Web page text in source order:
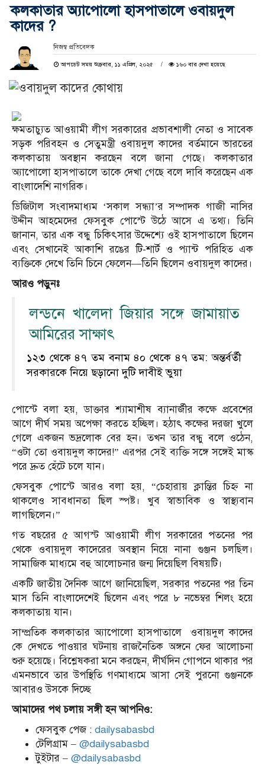
কলকাতার অ্যাপোলো হাসপাতালে ওবায়দুল
কাদের ?
নিজস্ব প্রতিবেদক
আপডেট সময় শুক্রবার, ১১ এপ্রিল, ২০২৫ ১৬০ বার দেখা হয়েছে
ক্ষমতাচ্যুত আওয়ামী লীগ সরকারের প্রভাবশালী নেতা ও সাবেক
সড়ক পরিবহন ও সেতুমন্ত্রী ওবায়দুল কাদের বর্তমানে ভারতের
কলকাতায় অবস্থান করছেন বলে জানা গেছে। কলকাতার
অ্যাপোলো হাসপাতালে তাকে দেখা গেছে বলে দাবি করেছেন এক
বাংলাদেশি নাগরিক।
ডিজিটাল সংবাদমাধ্যম ‘সকাল সন্ধ্যা’র সম্পাদক গাজী নাসির
উদ্দীন আহমেদের ফেসবুক পোস্টে উঠে আসে এ তথ্য। তিনি
জানান, তার এক বন্ধু চিকিৎসার উদ্দেশ্যে ওই হাসপাতালে ছিলেন
এবং সেখানেই আকাশি রঙের টি-শার্ট ও প্যান্ট পরিহিত এক
ব্যক্তিকে দেখে তিনি চিনে ফেলেন—তিনি ছিলেন ওবায়দুল কাদের।
আরও পড়ুনঃ
লন্ডনে খালেদা জিয়ার সঙ্গে জামায়াত
আমিরের সাক্ষাৎ
১২৩ থেকে ৪৭ তম বনাম ৪০ থেকে ৪৭ তম: অন্তর্বর্তী
সরকারকে নিয়ে ছড়ানো দুটি দাবীই ভুয়া
পোস্টে বলা হয়, ডাক্তার শ্যামাশীষ ব্যানার্জীর কক্ষে প্রবেশের
আগে দীর্ঘ সময় অপেক্ষা করতে হচ্ছিল। হঠাৎ কক্ষের দরজা খুলে
গেলে একজন ভদ্রলোক বের হন। তখন তার বন্ধু বলে ওঠেন,
“ওটা তো ওবায়দুল কাদের!” এরপর সেই ব্যক্তি সঙ্গে সঙ্গেই মাস্ক
পরে দ্রুত হেঁটে চলে যান।
ফেসবুক পোস্টে আরও বলা হয়, “চেহারায় ক্লান্তির চিহ্ন না
থাকলেও সাবধানতা ছিল স্পষ্ট। খুব স্বাভাবিক ও স্বাস্থ্যবান
লাগছিলেন।”
গত বছরের ৫ আগস্ট আওয়ামী লীগ সরকারের পতনের পর
থেকে ওবায়দুল কাদেরের অবস্থান নিয়ে নানা গুঞ্জন চলছিল।
সামাজিক মাধ্যমে বহু আলোচনার জন্ম দিয়েছিল বিষয়টি।
একটি জাতীয় দৈনিক আগে জানিয়েছিল, সরকার পতনের পর তিন
মাস তিনি বাংলাদেশেই ছিলেন এবং পরে ৮ নভেম্বর শিলং হয়ে
কলকাতায় যান।
সাম্প্রতিক কলকাতার অ্যাপোলো হাসপাতালে ওবায়দুল কাদের
কে দেখতে পাওয়ার ঘটনায় রাজনৈতিক অঙ্গনে ফের আলোচনা
শুরু হয়েছে। বিশ্লেষকরা মনে করছেন, দীর্ঘদিন গোপনে থাকার পর
এমনভাবে তার উপস্থিতি গণমাধ্যমে আসা সেই পুরনো গুঞ্জনকে
আবারও উসকে দিচ্ছে
আমাদের পথ চলায় সঙ্গী হন আপনিও:
ফেসবুক পেজ : dailysabasbd
টেলিগ্রাম – @dailysabasbd
টুইটার – @dailysabasbd